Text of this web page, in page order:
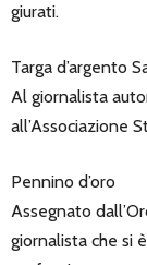
giurati.
Targa d’argento
Al giornalista
all’Associazione
Pennino d’oro
Assegnato
giornalista che si